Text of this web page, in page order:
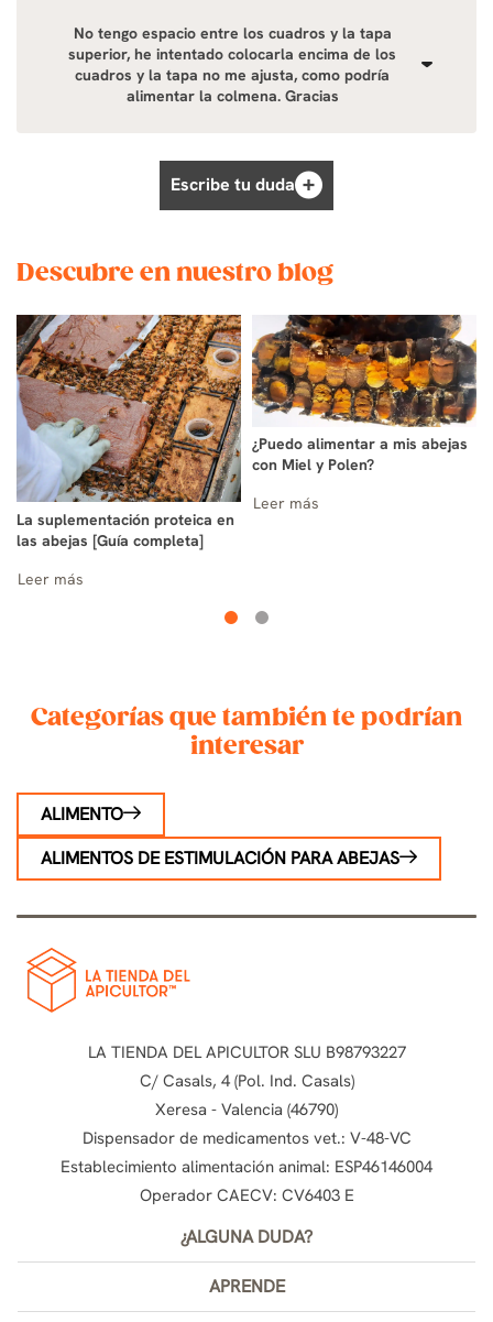
No tengo espacio entre los cuadros y la tapa
superior, he intentado colocarla encima de los
cuadros y la tapa no me ajusta, como podría
alimentar la colmena. Gracias
Escribe tu duda
Descubre en nuestro blog
La suplementación proteica en
las abejas [Guía completa]
Leer más
¿Puedo alimentar a mis abejas
con Miel y Polen?
Leer más
Categorías que también te podrían
interesar
ALIMENTO
ALIMENTOS DE ESTIMULACIÓN PARA ABEJAS
LA TIENDA DEL APICULTOR SLU B98793227
C/ Casals, 4 (Pol. Ind. Casals)
Xeresa - Valencia (46790)
Dispensador de medicamentos vet.: V-48-VC
Establecimiento alimentación animal: ESP46146004
Operador CAECV: CV6403 E
¿ALGUNA DUDA?
APRENDE